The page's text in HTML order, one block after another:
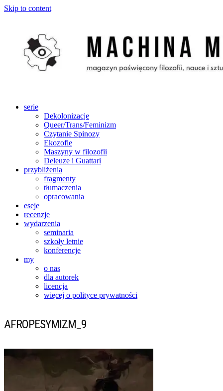
Skip to content
serie
Dekolonizacje
Queer/Trans/Feminizm
Czytanie Spinozy
Ekozofie
Maszyny w filozofii
Deleuze i Guattari
przybliżenia
fragmenty
tłumaczenia
opracowania
eseje
recenzje
wydarzenia
seminaria
szkoły letnie
konferencje
my
o nas
dla autorek
licencja
więcej o polityce prywatności
AFROPESYMIZM_9